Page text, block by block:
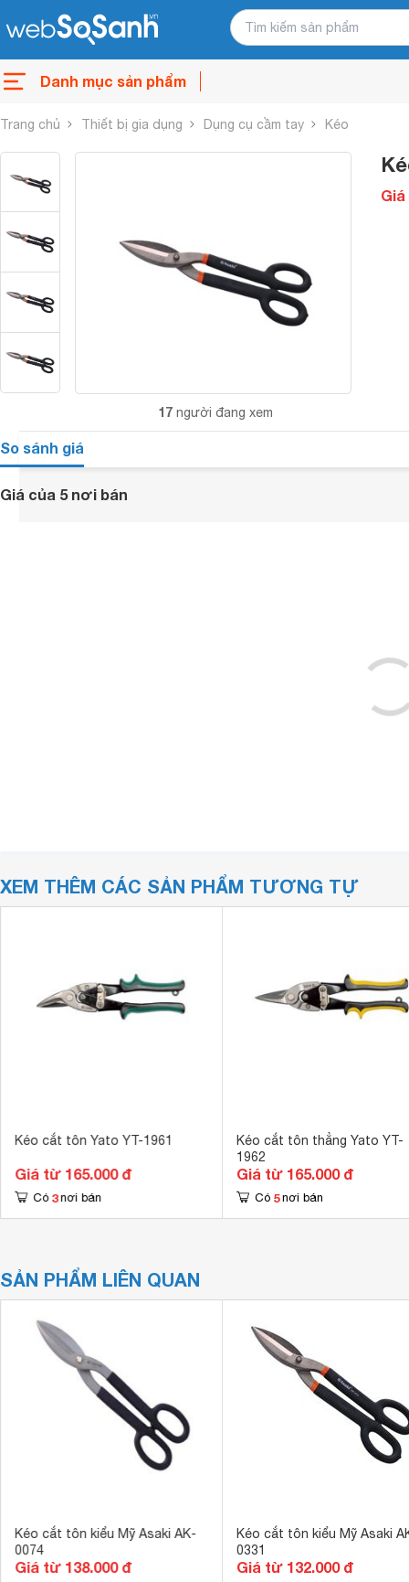
Danh mục sản phẩm
Trang chủ Thiết bị gia dụng Dụng cụ cầm tay Kéo
17 người đang xem
So sánh giá
Giá của 5 nơi bán
XEM THÊM CÁC SẢN PHẨM TƯƠNG TỰ
Kéo cắt tôn Yato YT-1961
Giá từ 165.000 đ
Có 3 nơi bán
Kéo cắt tôn thẳng Yato YT-
1962
Giá từ 165.000 đ
Có 5 nơi bán
SẢN PHẨM LIÊN QUAN
Kéo cắt tôn kiểu Mỹ Asaki AK-
0074
Giá từ 138.000 đ
Kéo cắt tôn kiểu Mỹ Asaki
0331
Giá từ 132.000 đ